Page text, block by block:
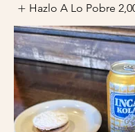
Hazlo A Lo Pobre